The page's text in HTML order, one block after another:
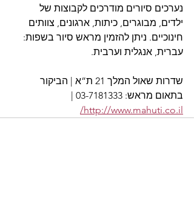
נערכים סיורים מודרכים לקבוצות של
ילדים, מבוגרים, כיתות, ארגונים, צוותים
חינוכיים. ניתן להזמין מראש סיור בשפות:
עברית, אנגלית וערבית.
שדרות שאול המלך 21 ת”א | הביקור
בתאום מראש: 03-7181333 |
http://www.mahuti.co.il/